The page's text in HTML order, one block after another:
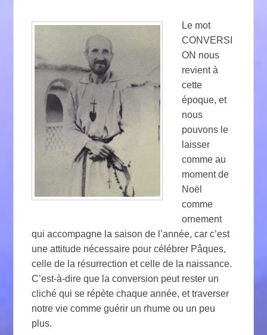
Le mot
CONVERSI
ON nous
revient à
cette
époque, et
nous
pouvons le
laisser
comme au
moment de
Noël
comme
ornement
qui accompagne la saison de l’année, car c’est
une attitude nécessaire pour célébrer Pâques,
celle de la résurrection et celle de la naissance.
C’est-à-dire que la conversion peut rester un
cliché qui se répète chaque année, et traverser
notre vie comme guérir un rhume ou un peu
plus.